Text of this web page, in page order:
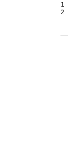
1
2